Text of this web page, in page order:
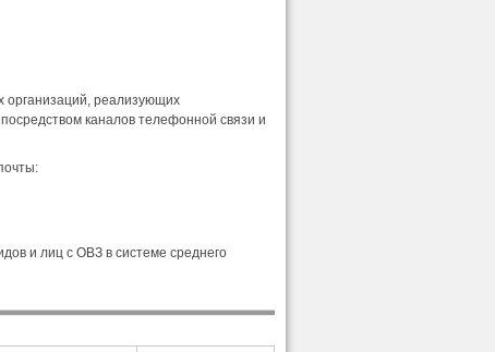
организаций, реализующих
каналов телефонной связи и
и лиц с ОВЗ в системе среднего